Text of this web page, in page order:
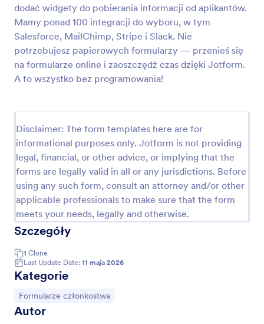
dodać widgety do pobierania informacji od aplikantów.
Mamy ponad 100 integracji do wyboru, w tym
Salesforce, MailChimp, Stripe i Slack. Nie
potrzebujesz papierowych formularzy — przenieś się
na formularze online i zaoszczędź czas dzięki Jotform.
A to wszystko bez programowania!
Disclaimer: The form templates here are for
informational purposes only. Jotform is not providing
legal, financial, or other advice, or implying that the
forms are legally valid in all or any jurisdictions. Before
using any such form, consult an attorney and/or other
applicable professionals to make sure that the form
meets your needs, legally and otherwise.
Szczegóły
1 Clone
Last Update Date: 11 maja 2026
Kategorie
Go to Category:
Formularze członkostwa
Autor
i szczególnych umiejętnościach potencjalnych
członków Twojego zrzeszenia. Formularz pozwoli Ci
również pobierać opłaty rejestracyjne za
pośrednictwem PayPal.
Go to Category:
Formularze członkostwa
Użyj szablonu
Podgląd